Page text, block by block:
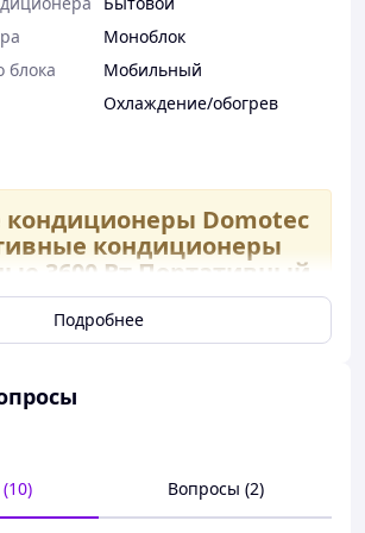
Моноблок
блока
Мобильный
Охлаждение/обогрев
Domotec
кондиционеры
3600 Вт Портативный
обильные
с обогревом
климатическое
микроклимат в любое время
Подробнее
Вопросы (2)